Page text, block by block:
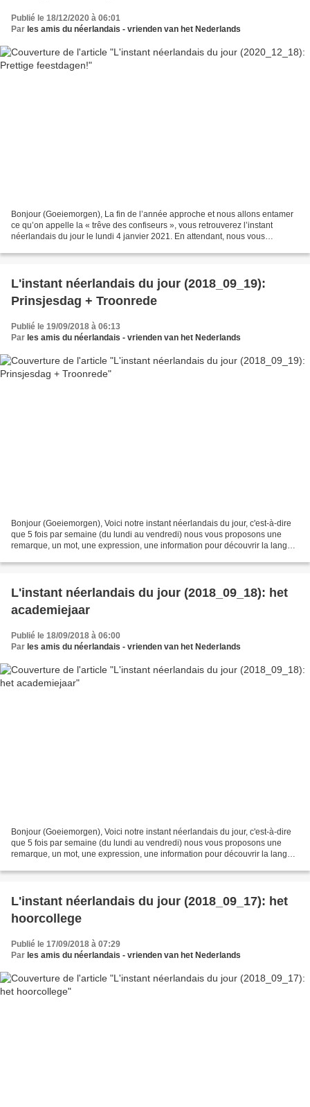
Publié le 18/12/2020 à 06:01
Par les amis du néerlandais - vrienden van het Nederlands
Bonjour (Goeiemorgen), La fin de l’année approche et nous allons entamer
ce qu’on appelle la « trêve des confiseurs », vous retrouverez l’instant
néerlandais du jour le lundi 4 janvier 2021. En attendant, nous vous
L'instant néerlandais du jour (2018_09_19):
Prinsjesdag + Troonrede
Publié le 19/09/2018 à 06:13
Par les amis du néerlandais - vrienden van het Nederlands
Bonjour (Goeiemorgen), Voici notre instant néerlandais du jour, c'est-à-dire
que 5 fois par semaine (du lundi au vendredi) nous vous proposons une
remarque, un mot, une expression, une information pour découvrir la langue
L'instant néerlandais du jour (2018_09_18): het
academiejaar
Publié le 18/09/2018 à 06:00
Par les amis du néerlandais - vrienden van het Nederlands
Bonjour (Goeiemorgen), Voici notre instant néerlandais du jour, c'est-à-dire
que 5 fois par semaine (du lundi au vendredi) nous vous proposons une
remarque, un mot, une expression, une information pour découvrir la langue
L'instant néerlandais du jour (2018_09_17): het
hoorcollege
Publié le 17/09/2018 à 07:29
Par les amis du néerlandais - vrienden van het Nederlands